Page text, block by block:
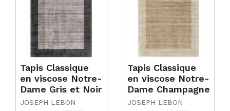
Tapis Classique
en viscose Notre-
Dame Gris et Noir
JOSEPH LEBON
Tapis Classique
en viscose Notre-
Dame Champagne
JOSEPH LEBON